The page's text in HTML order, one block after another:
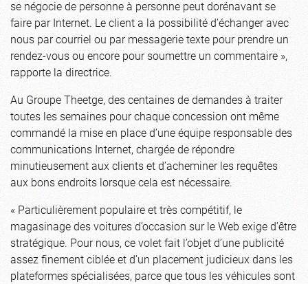
se négocie de personne à personne peut dorénavant se
faire par Internet. Le client a la possibilité d’échanger avec
nous par courriel ou par messagerie texte pour prendre un
rendez-vous ou encore pour soumettre un commentaire »,
rapporte la directrice.
Au Groupe Theetge, des centaines de demandes à traiter
toutes les semaines pour chaque concession ont même
commandé la mise en place d’une équipe responsable des
communications Internet, chargée de répondre
minutieusement aux clients et d’acheminer les requêtes
aux bons endroits lorsque cela est nécessaire.
« Particulièrement populaire et très compétitif, le
magasinage des voitures d’occasion sur le Web exige d’être
stratégique. Pour nous, ce volet fait l’objet d’une publicité
assez finement ciblée et d’un placement judicieux dans les
plateformes spécialisées, parce que tous les véhicules sont